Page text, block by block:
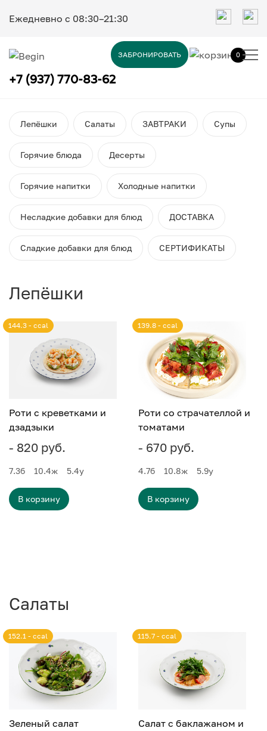
Ежедневно c 08:30–21:30
ЗАБРОНИРОВАТЬ 0
+7 (937) 770-83-62
Лепёшки Салаты ЗАВТРАКИ Супы
Горячие блюда Десерты
Горячие напитки Холодные напитки
Несладкие добавки для блюд ДОСТАВКА
Сладкие добавки для блюд СЕРТИФИКАТЫ
Лепёшки
Роти с креветками и
дзадзыки
- 820 руб.
144.3 - ccal
7.3б 10.4ж 5.4у
В корзину
Роти со страчателлой и
томатами
- 670 руб.
139.8 - ccal
4.7б 10.8ж 5.9у
В корзину
Салаты
Зеленый салат
152.1 - ccal
Салат с баклажаном и
115.7 - ccal